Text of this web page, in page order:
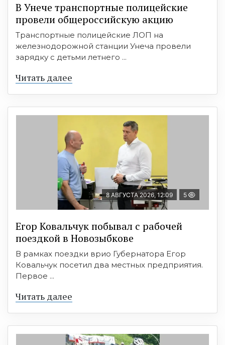
В Унече транспортные полицейские
провели общероссийскую акцию
Транспортные полицейские ЛОП на
железнодорожной станции Унеча провели
зарядку с детьми летнего ...
Читать далее
8 АВГУСТА 2026, 12:09 5
Егор Ковальчук побывал с рабочей
поездкой в Новозыбкове
В рамках поездки врио Губернатора Егор
Ковальчук посетил два местных предприятия.
Первое ...
Читать далее